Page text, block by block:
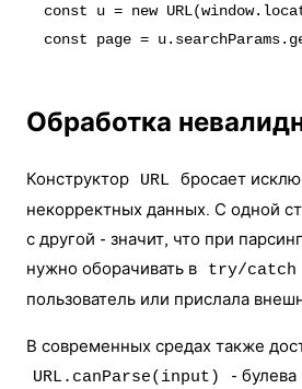
const u = new
Обработка
Конструктор URL
бросает
некорректных данных. С одной
с другой - значит, что при
нужно оборачивать в
try/catch
пользователь или прислала
В современных средах также
URL.canParse(input)
- булева